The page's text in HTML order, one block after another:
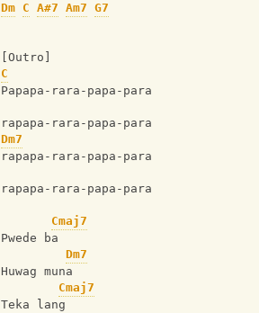
Dm C A#7 Am7 G7
[Outro]
C
Papapa-rara-papa-para
rapapa-rara-papa-para
Dm7
rapapa-rara-papa-para
rapapa-rara-papa-para
Cmaj7
Pwede ba
Dm7
Huwag muna
Cmaj7
Teka lang